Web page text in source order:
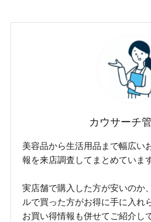
カウサーチ
美容品から生活用品まで幅広い
報を来店調査してまとめています
実店舗で購入した方が安いのか
ルで買った方がお得に手に入れ
お買い得情報も併せてご紹介し